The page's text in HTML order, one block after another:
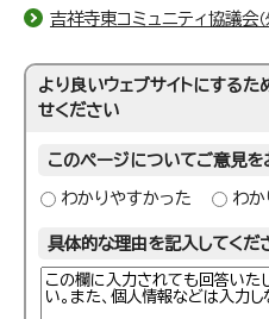
吉祥寺東コミュニティ協議会
より良いウェブサイトにする
せください
このページについてご意見を
わかりやすかった わか
具体的な理由を記入してくだ